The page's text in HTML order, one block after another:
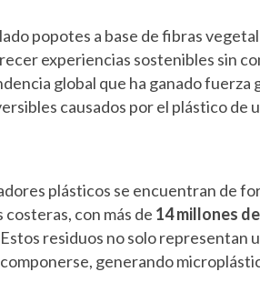
popotes a base de fibras
experiencias sostenibles sin
global que ha ganado fuerza
causados por el plástico de
plásticos se encuentran de
con más de 14 millones
residuos no solo representan
generando